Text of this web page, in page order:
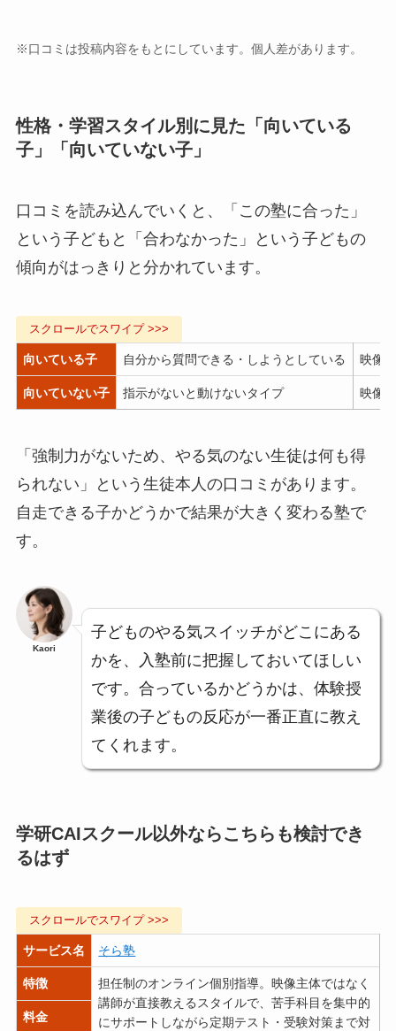
※口コミは投稿内容をもとにしています。個人差があります。
性格・学習スタイル別に見た「向いている
子」「向いていない子」
口コミを読み込んでいくと、「この塾に合った」
という子どもと「合わなかった」という子どもの
傾向がはっきりと分かれています。
向いている子
向いていない子
自分から質問できる・しようとしている
指示がないと動けないタイプ
映像
映像
「強制力がないため、やる気のない生徒は何も得
られない」という生徒本人の口コミがあります。
自走できる子かどうかで結果が大きく変わる塾で
す。
Kaori
子どものやる気スイッチがどこにある
かを、入塾前に把握しておいてほしい
です。合っているかどうかは、体験授
業後の子どもの反応が一番正直に教え
てくれます。
学研CAIスクール以外ならこちらも検討でき
るはず
サービス名
特徴
料金
そら塾
担任制のオンライン個別指導。映像主体ではなく
講師が直接教えるスタイルで、苦手科目を集中的
にサポートしながら定期テスト・受験対策まで対